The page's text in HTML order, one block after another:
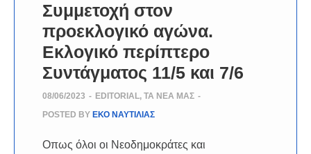
Συμμετοχή στον
προεκλογικό αγώνα.
Εκλογικό περίπτερο
Συντάγματος 11/5 και 7/6
08/06/2023 - EDITORIAL, ΤΑ ΝΈΑ ΜΑΣ -
POSTED BY ΕΚΟ ΝΑΥΤΙΛΙΑΣ
Οπως όλοι οι Νεοδημοκράτες και